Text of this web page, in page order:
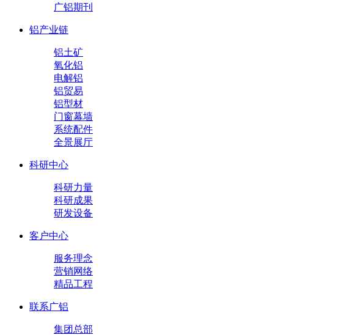
广铝期刊
铝产业链
铝土矿
氧化铝
电解铝
铝贸易
铝型材
门窗幕墙
系统配件
全景展厅
科研中心
科研力量
科研成果
研发设备
客户中心
服务理念
营销网络
精品工程
联系广铝
集团总部